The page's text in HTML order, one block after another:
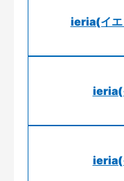
ieria(イエ
ieria(
ieria(